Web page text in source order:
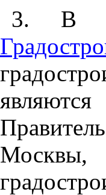
3. В
Москвы,